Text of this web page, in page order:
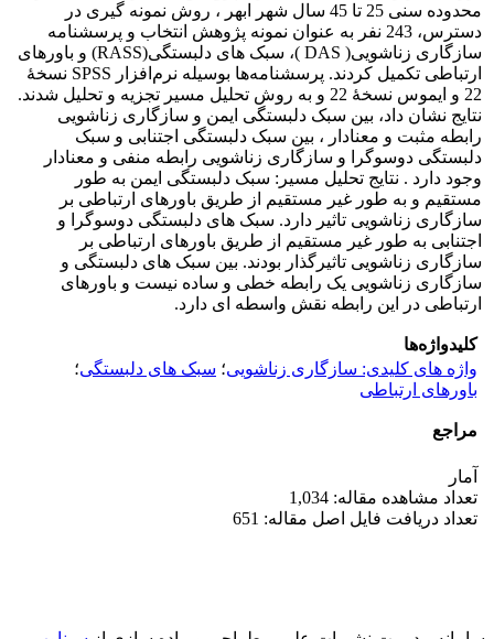
محدوده سنی 25 تا 45 سال شهر ابهر ، روش نمونه گیری در
دسترس، 243 نفر به عنوان نمونه پژوهش انتخاب و پرسشنامه
سازگاری زناشویی( DAS )، سبک های دلبستگی(RASS) و باورهای
ارتباطی تکمیل کردند. پرسشنامه‌ها بوسیله نرم‌افزار SPSS نسخۀ
22 و ایموس نسخۀ 22 و به روش تحلیل مسیر تجزیه و تحلیل شدند.
نتایج نشان داد، بین سبک دلبستگی ایمن و سازگاری زناشویی
رابطه مثبت و معنادار ، بین سبک دلبستگی اجتنابی و سبک
دلبستگی دوسوگرا و سازگاری زناشویی رابطه منفی و معنادار
وجود دارد . نتایج تحلیل مسیر: سبک دلبستگی ایمن به طور
مستقیم و به طور غیر مستقیم از طریق باورهای ارتباطی بر
سازگاری زناشویی تاثیر دارد. سبک های دلبستگی دوسوگرا و
اجتنابی به طور غیر مستقیم از طریق باورهای ارتباطی بر
سازگاری زناشویی تاثیرگذار بودند. بین سبک های دلبستگی و
سازگاری زناشویی یک رابطه خطی و ساده نیست و باورهای
ارتباطی در این رابطه نقش واسطه ای دارد.
کلیدواژه‌ها
واژه های کلیدی: سازگاری زناشویی؛ سبک های دلبستگی؛
باورهای ارتباطی
مراجع
آمار
تعداد مشاهده مقاله: 1,034
تعداد دریافت فایل اصل مقاله: 651